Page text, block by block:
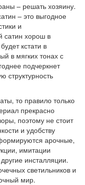
– решать хозяину.
– это выгодное
и
сатин хорош в
кстати в
в мягких тонах с
подчеркнет
структурность
то правило только
прекрасно
поэтому не стоит
и удобству
арочные,
имитации
инсталляции.
светильников и
мир.